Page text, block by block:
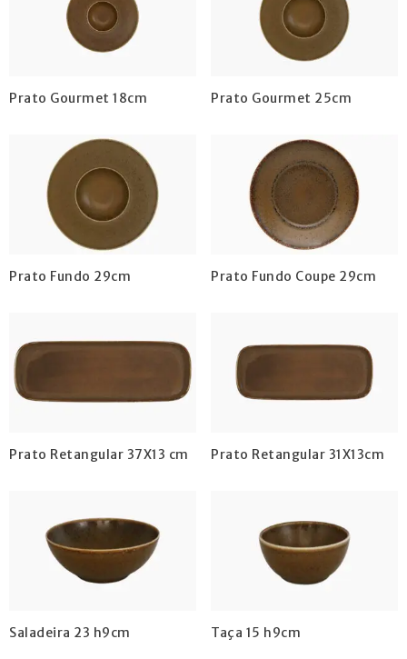
Prato Gourmet 18cm Prato Gourmet 25cm
Prato Fundo 29cm Prato Fundo Coupe 29cm
Prato Retangular 37X13 cm Prato Retangular 31X13cm
Saladeira 23 h9cm Taça 15 h9cm